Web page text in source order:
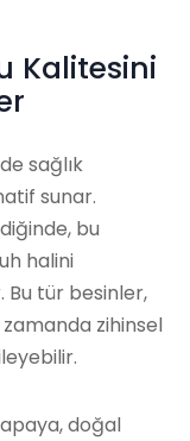
Kalitesini
sağlık
sunar.
bu
halini
Bu tür besinler,
zamanda zihinsel
doğal